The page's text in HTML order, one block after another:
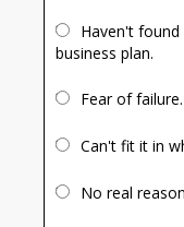
Haven't
business plan.
Fear of failure.
Can't fit it in
No real